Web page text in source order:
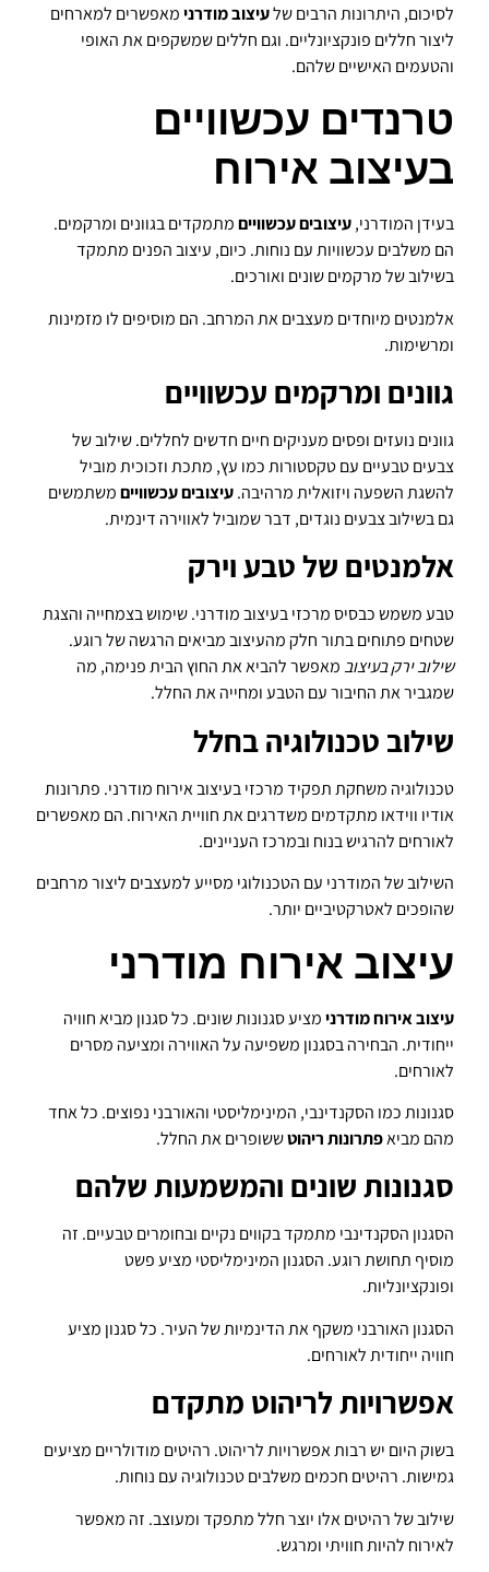
לסיכום, היתרונות הרבים שלעיצוב מודרנימאפשרים למארחים
ליצור חללים פונקציונליים. וגם חללים שמשקפים את האופי
והטעמים האישיים שלהם.
טרנדים עכשוויים
בעיצוב אירוח
בעידן המודרני,עיצובים עכשווייםמתמקדים בגוונים ומרקמים.
הם משלבים עכשוויות עם נוחות. כיום, עיצוב הפנים מתמקד
בשילוב של מרקמים שונים ואורכים.
אלמנטים מיוחדים מעצבים את המרחב. הם מוסיפים לו מזמינות
ומרשימות.
גוונים ומרקמים עכשוויים
גוונים נועזים ופסים מעניקים חיים חדשים לחללים. שילוב של
צבעים טבעיים עם טקסטורות כמו עץ, מתכת וזכוכית מוביל
להשגת השפעה ויזואלית מרהיבה.עיצובים עכשווייםמשתמשים
גם בשילוב צבעים נוגדים, דבר שמוביל לאווירה דינמית.
אלמנטים של טבע וירק
טבע משמש כבסיס מרכזי בעיצוב מודרני. שימוש בצמחייה והצגת
שטחים פתוחים בתור חלק מהעיצוב מביאים הרגשה של רוגע.
שילוב ירק בעיצוב מאפשר להביא את החוץ הבית פנימה, מה
שמגביר את החיבור עם הטבע ומחייה את החלל.
שילוב טכנולוגיה בחלל
טכנולוגיה משחקת תפקיד מרכזי בעיצוב אירוח מודרני. פתרונות
אודיו ווידאו מתקדמים משדרגים את חוויית האירוח. הם מאפשרים
לאורחים להרגיש בנוח ובמרכז העניינים.
השילוב של המודרני עם הטכנולוגי מסייע למעצבים ליצור מרחבים
שהופכים לאטרקטיביים יותר.
עיצוב אירוח מודרני
עיצוב אירוח מודרנימציע סגנונות שונים. כל סגנון מביא חוויה
ייחודית. הבחירה בסגנון משפיעה על האווירה ומציעה מסרים
לאורחים.
סגנונות כמו הסקנדינבי, המינימליסטי והאורבני נפוצים. כל אחד
מהם מביאפתרונות ריהוטששופרים את החלל.
סגנונות שונים והמשמעות שלהם
הסגנון הסקנדינבי מתמקד בקווים נקיים ובחומרים טבעיים. זה
מוסיף תחושת רוגע. הסגנון המינימליסטי מציע פשט
ופונקציונליות.
הסגנון האורבני משקף את הדינמיות של העיר. כל סגנון מציע
חוויה ייחודית לאורחים.
אפשרויות לריהוט מתקדם
בשוק היום יש רבות אפשרויות לריהוט. רהיטים מודולריים מציעים
גמישות. רהיטים חכמים משלבים טכנולוגיה עם נוחות.
שילוב של רהיטים אלו יוצר חלל מתפקד ומעוצב. זה מאפשר
לאירוח להיות חוויתי ומרגש.